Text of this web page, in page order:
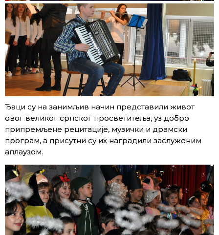
Ђаци су на занимљив начин представили живот
овог великог српског просветитеља, уз добро
припремљене рецитације, музички и драмски
програм, а присутни су их наградили заслуженим
аплаузом.